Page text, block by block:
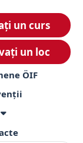
un curs
un loc
ÖIF